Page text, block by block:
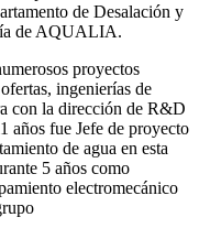
de Desalación y
de AQUALIA.
proyectos
ingenierías de
con la dirección de R&D
años fue Jefe de proyecto
de agua en esta
5 años como
electromecánico